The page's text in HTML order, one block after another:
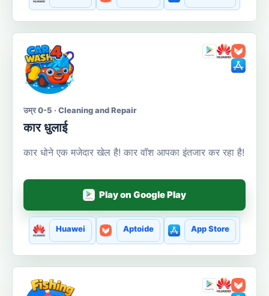
उम्र 0-5 · Cleaning and Repair
कार धुलाई
कार धोने एक मजेदार खेल है! कार वॉश आपका इंतजार कर रहा है!
Play on Google Play
Huawei Aptoide App Store